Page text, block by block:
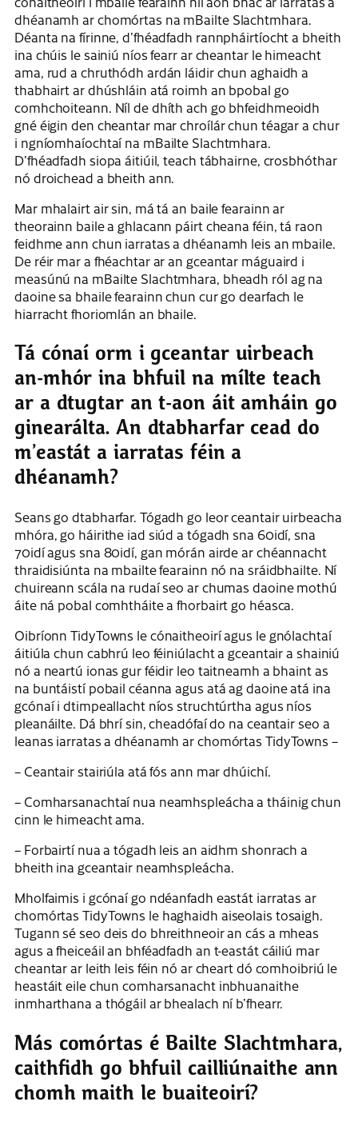
dhéanamh ar chomórtas na mBailte Slachtmhara.
Déanta na fírinne, d’fhéadfadh rannpháirtíocht a bheith
ina chúis le sainiú níos fearr ar cheantar le himeacht
ama, rud a chruthódh ardán láidir chun aghaidh a
thabhairt ar dhúshláin atá roimh an bpobal go
comhchoiteann. Níl de dhíth ach go bhfeidhmeoidh
gné éigin den cheantar mar chroílár chun téagar a chur
i ngníomhaíochtaí na mBailte Slachtmhara.
D’fhéadfadh siopa áitiúil, teach tábhairne, crosbhóthar
nó droichead a bheith ann.
Mar mhalairt air sin, má tá an baile fearainn ar
theorainn baile a ghlacann páirt cheana féin, tá raon
feidhme ann chun iarratas a dhéanamh leis an mbaile.
De réir mar a fhéachtar ar an gceantar máguaird i
measúnú na mBailte Slachtmhara, bheadh ​​ról ag na
daoine sa bhaile fearainn chun cur go dearfach le
hiarracht fhoriomlán an bhaile.
Tá cónaí orm i gceantar uirbeach
an-mhór ina bhfuil na mílte teach
ar a dtugtar an t-aon áit amháin go
ginearálta. An dtabharfar cead do
m’eastát a iarratas féin a
dhéanamh?
Seans go dtabharfar. Tógadh go leor ceantair uirbeacha
mhóra, go háirithe iad siúd a tógadh sna 60idí, sna
70idí agus sna 80idí, gan mórán airde ar chéannacht
thraidisiúnta na mbailte fearainn nó na sráidbhailte. Ní
chuireann scála na rudaí seo ar chumas daoine mothú
áite ná pobal comhtháite a fhorbairt go héasca.
Oibríonn TidyTowns le cónaitheoirí agus le gnólachtaí
áitiúla chun cabhrú leo féiniúlacht a gceantair a shainiú
nó a neartú ionas gur féidir leo taitneamh a bhaint as
na buntáistí pobail céanna agus atá ag daoine atá ina
gcónaí i dtimpeallacht níos struchtúrtha agus níos
pleanáilte. Dá bhrí sin, cheadófaí do na ceantair seo a
leanas iarratas a dhéanamh ar chomórtas TidyTowns –
– Ceantair stairiúla atá fós ann mar dhúichí.
– Comharsanachtaí nua neamhspleácha a tháinig chun
cinn le himeacht ama.
– Forbairtí nua a tógadh leis an aidhm shonrach a
bheith ina gceantair neamhspleácha.
Mholfaimis i gcónaí go ndéanfadh eastát iarratas ar
chomórtas TidyTowns le haghaidh aiseolais tosaigh.
Tugann sé seo deis do bhreithneoir an cás a mheas
agus a fheiceáil an bhféadfadh an t-eastát cáiliú mar
cheantar ar leith leis féin nó ar cheart dó comhoibriú le
heastáit eile chun comharsanacht inbhuanaithe
inmharthana a thógáil ar bhealach ní b’fhearr.
Más comórtas é Bailte Slachtmhara,
caithfidh go bhfuil cailliúnaithe ann
chomh maith le buaiteoirí?